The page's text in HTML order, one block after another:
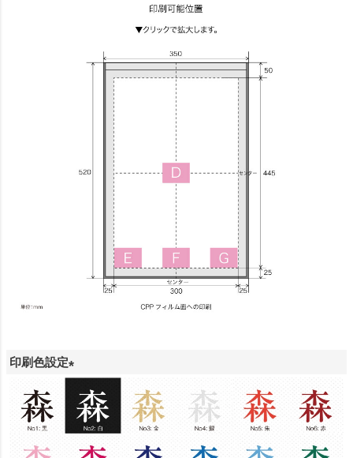
印刷色設定
必
須